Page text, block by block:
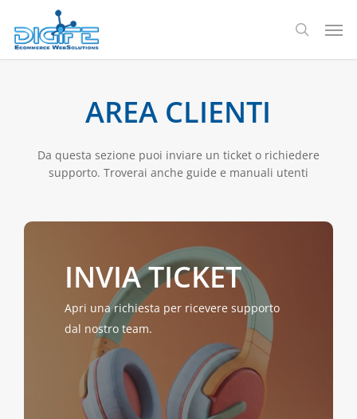
contenuto
ricerca
AREA CLIENTI
Da questa sezione puoi inviare un ticket o richiedere
supporto. Troverai anche guide e manuali utenti
INVIA TICKET
Apri una richiesta per ricevere supporto
dal nostro team.